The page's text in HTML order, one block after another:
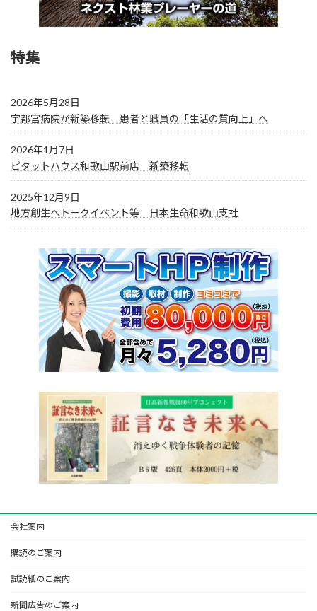
特集
2026年5月28日
宇都宮病院が新築移転 患者と職員の「生活の質向上」へ
2026年1月7日
ピタットハウス和歌山駅前店 新築移転
2025年12月9日
地方創生へトークイベント等 日本生命和歌山支社
会社案内
購読のご案内
試読紙のご案内
新聞広告のご案内